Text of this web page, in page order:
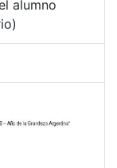
alumno